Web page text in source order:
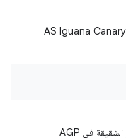
تعطُّل أداة فحص التنسيق في Compose في AS Iguana Canary
لا يمكن لأداة Lint حلّ أنواع مجموعات المصادر الشقيقة في AGP